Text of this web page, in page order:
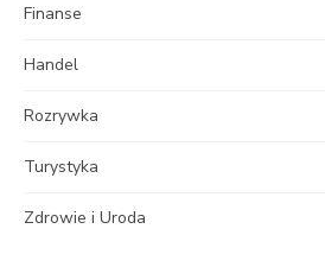
Finanse
Handel
Rozrywka
Turystyka
Zdrowie i Uroda